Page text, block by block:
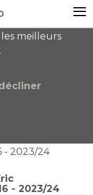
général
- 2023/24
- 2023/24
meilleurs
≡